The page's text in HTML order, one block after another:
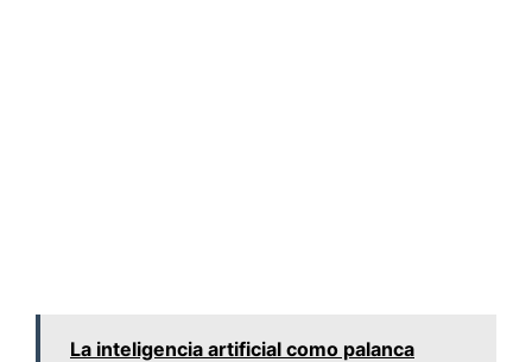
La inteligencia artificial como palanca